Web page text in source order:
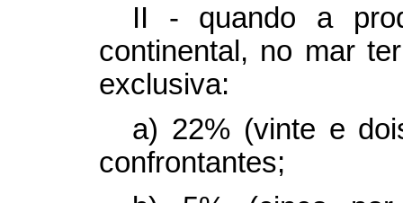
II - quando a
continental, no mar
exclusiva:
a) 22% (vinte e
confrontantes;